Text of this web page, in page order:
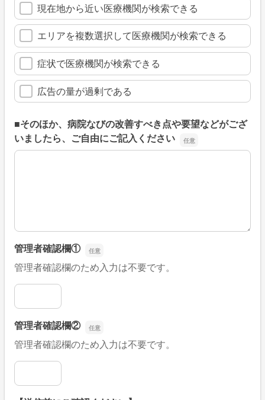
現在地から近い医療機関が検索できる
エリアを複数選択して医療機関が検索できる
症状で医療機関が検索できる
広告の量が過剰である
■そのほか、病院なびの改善すべき点や要望などがござ
いましたら、ご自由にご記入ください
■そのほか、病院なびの改善すべき点や要望などがござい
管理者確認欄①
管理者確認欄のため入力は不要です。
管理者確認欄①
管理者確認欄②
管理者確認欄のため入力は不要です。
管理者確認欄②